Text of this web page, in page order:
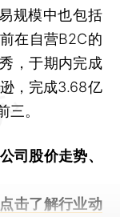
规模中也包括
在自营B2C的
，于期内完成
，完成3.68亿
。
司股价走势、
点击了解行业动